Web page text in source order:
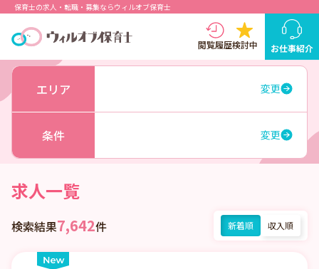
保育士の求人・転職・募集ならウィルオブ保育士
閲覧履歴検討中 お仕事紹介
エリア 変更
条件 変更
求人一覧
検索結果7,642件 新着順 収入順